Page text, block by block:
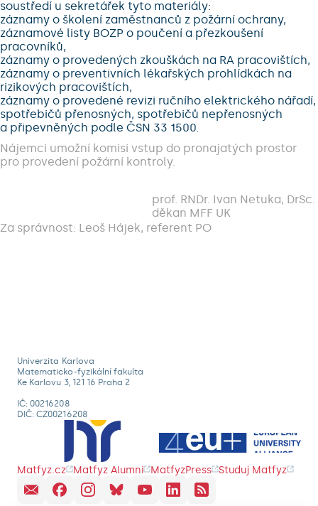
soustředí u sekretářek tyto materiály:
záznamy o školení zaměstnanců z požární ochrany,
záznamové listy BOZP o poučení a přezkoušení
pracovníků,
záznamy o provedených zkouškách na RA pracovištích,
záznamy o preventivních lékařských prohlídkách na
rizikových pracovištích,
záznamy o provedené revizi ručního elektrického nářadí,
spotřebičů přenosných, spotřebičů nepřenosných
a připevněných podle ČSN 33 1500.
Nájemci umožní komisi vstup do pronajatých prostor
pro provedení požární kontroly.
prof. RNDr. Ivan Netuka, DrSc.
děkan MFF UK
Za správnost: Leoš Hájek, referent PO
Univerzita Karlova
Matematicko-fyzikální fakulta
Ke Karlovu 3, 121 16 Praha 2
IČ: 00216208
DIČ: CZ00216208
Matfyz.cz Matfyz Alumni MatfyzPress Studuj Matfyz